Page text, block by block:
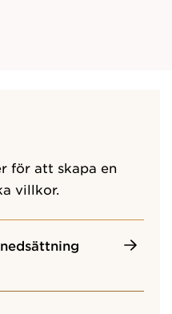
för att skapa en
villkor.